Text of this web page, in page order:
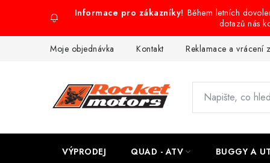
obsah
Během letních
dotazů nás
Moje objednávka Kontakt Reklamace a vrácení
VÝPRODEJ QUAD - ATV BUGGY A